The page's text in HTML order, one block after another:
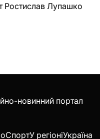
Ростислав Лупашко
новинний портал
СпортУ регіоніУкраїна